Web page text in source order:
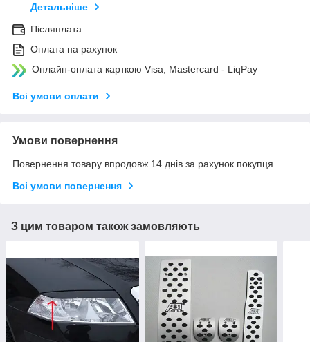
Детальніше
Післяплата
Оплата на рахунок
Онлайн-оплата карткою Visa, Mastercard - LiqPay
Всі умови оплати
Умови повернення
Повернення товару впродовж 14 днів за рахунок покупця
Всі умови повернення
З цим товаром також замовляють